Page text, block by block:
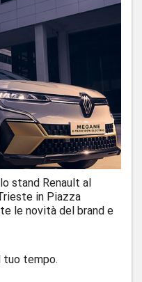
stand Renault al
in Piazza
le novità del brand e
tuo tempo.